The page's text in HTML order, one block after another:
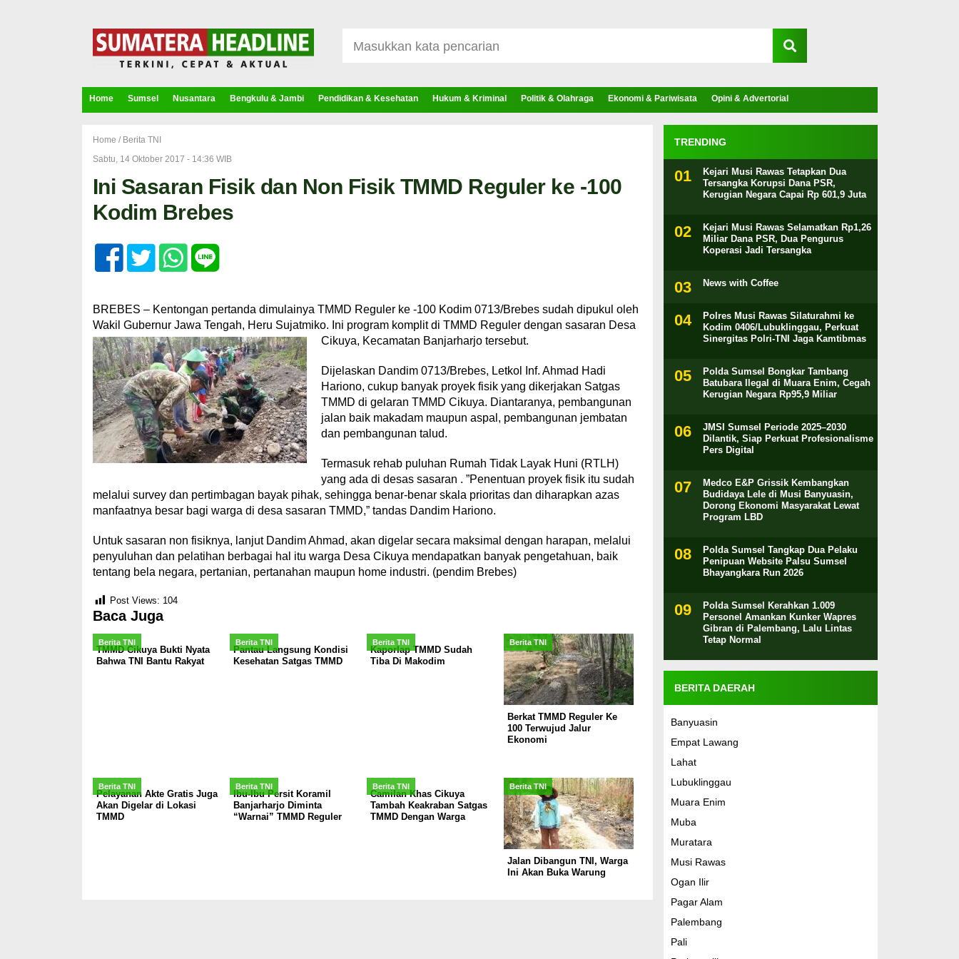
Home Sumsel Nusantara Bengkulu & Jambi Pendidikan & Kesehatan Hukum & Kriminal Politik & Olahraga Ekonomi & Pariwisata Opini & Advertorial
Home / Berita TNI
Sabtu, 14 Oktober 2017 - 14:36 WIB
Ini Sasaran Fisik dan Non Fisik TMMD Reguler ke -100
Kodim Brebes
BREBES – Kentongan pertanda dimulainya TMMD Reguler ke -100 Kodim 0713/Brebes sudah dipukul oleh
Wakil Gubernur Jawa Tengah, Heru Sujatmiko. Ini program komplit di TMMD Reguler dengan sasaran Desa
Cikuya, Kecamatan Banjarharjo tersebut.
Dijelaskan Dandim 0713/Brebes, Letkol Inf. Ahmad Hadi
Hariono, cukup banyak proyek fisik yang dikerjakan Satgas
TMMD di gelaran TMMD Cikuya. Diantaranya, pembangunan
jalan baik makadam maupun aspal, pembangunan jembatan
dan pembangunan talud.
Termasuk rehab puluhan Rumah Tidak Layak Huni (RTLH)
yang ada di desas sasaran . ”Penentuan proyek fisik itu sudah
melalui survey dan pertimbagan bayak pihak, sehingga benar-benar skala prioritas dan diharapkan azas
manfaatnya besar bagi warga di desa sasaran TMMD,” tandas Dandim Hariono.
Untuk sasaran non fisiknya, lanjut Dandim Ahmad, akan digelar secara maksimal dengan harapan, melalui
penyuluhan dan pelatihan berbagai hal itu warga Desa Cikuya mendapatkan banyak pengetahuan, baik
tentang bela negara, pertanian, pertanahan maupun home industri. (pendim Brebes)
Post Views: 104
Baca Juga
Berita TNI
TMMD Cikuya Bukti Nyata
Bahwa TNI Bantu Rakyat
Berita TNI
Pantau Langsung Kondisi
Kesehatan Satgas TMMD
Berita TNI
Kaporlap TMMD Sudah
Tiba Di Makodim
Berita TNI
Berkat TMMD Reguler Ke
100 Terwujud Jalur
Ekonomi
Berita TNI
Pelayanan Akte Gratis Juga
Akan Digelar di Lokasi
TMMD
Berita TNI
Ibu-Ibu Persit Koramil
Banjarharjo Diminta
“Warnai” TMMD Reguler
Berita TNI
Camilan Khas Cikuya
Tambah Keakraban Satgas
TMMD Dengan Warga
Berita TNI
Jalan Dibangun TNI, Warga
Ini Akan Buka Warung
TRENDING
Kejari Musi Rawas Tetapkan Dua
Tersangka Korupsi Dana PSR,
Kerugian Negara Capai Rp 601,9 Juta
Kejari Musi Rawas Selamatkan Rp1,26
Miliar Dana PSR, Dua Pengurus
Koperasi Jadi Tersangka
News with Coffee
Polres Musi Rawas Silaturahmi ke
Kodim 0406/Lubuklinggau, Perkuat
Sinergitas Polri-TNI Jaga Kamtibmas
Polda Sumsel Bongkar Tambang
Batubara Ilegal di Muara Enim, Cegah
Kerugian Negara Rp95,9 Miliar
JMSI Sumsel Periode 2025–2030
Dilantik, Siap Perkuat Profesionalisme
Pers Digital
Medco E&P Grissik Kembangkan
Budidaya Lele di Musi Banyuasin,
Dorong Ekonomi Masyarakat Lewat
Program LBD
Polda Sumsel Tangkap Dua Pelaku
Penipuan Website Palsu Sumsel
Bhayangkara Run 2026
Polda Sumsel Kerahkan 1.009
Personel Amankan Kunker Wapres
Gibran di Palembang, Lalu Lintas
Tetap Normal
BERITA DAERAH
Banyuasin
Empat Lawang
Lahat
Lubuklinggau
Muara Enim
Muba
Muratara
Musi Rawas
Ogan Ilir
Pagar Alam
Palembang
Pali